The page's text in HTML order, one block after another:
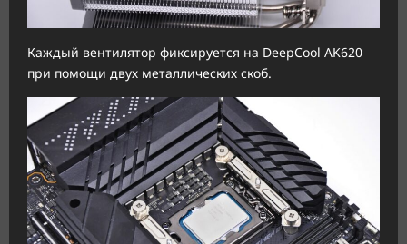
Каждый вентилятор фиксируется на DeepCool AK620
при помощи двух металлических скоб.